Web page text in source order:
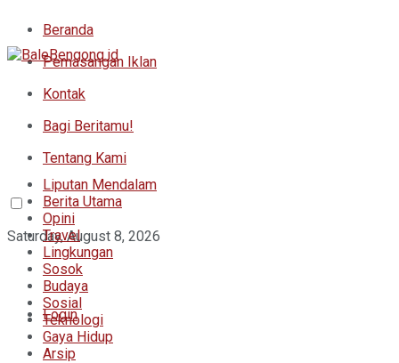
Beranda
Pemasangan Iklan
Kontak
Bagi Beritamu!
Tentang Kami
Saturday, August 8, 2026
Login
Liputan Mendalam
Berita Utama
Opini
Travel
Lingkungan
Sosok
Budaya
Sosial
Teknologi
Gaya Hidup
Arsip